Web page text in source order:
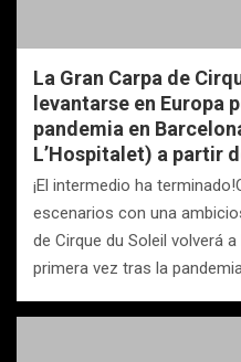
La Gran Carpa de
levantarse en Europa
pandemia en
L’Hospitalet) a partir
¡El intermedio ha
escenarios con una
de Cirque du Soleil volverá
primera vez tras la